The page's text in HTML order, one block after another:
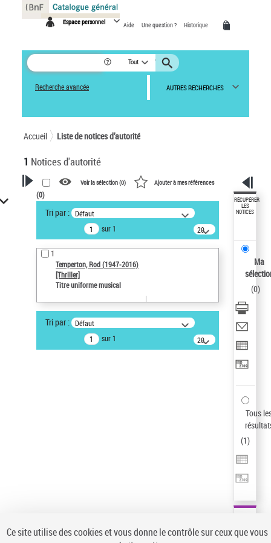
Espace personnel Aide Une question ? Historique
Tout
Recherche avancée AUTRES RECHERCHES
Accueil Liste de notices d’autorité
1 Notices d'autorité
VOTRE RECHERCHE
Recherche avancée dans les
notices d’autorité
Œuvres liées à l'auteur :
Temperton, Rod (1947-2016)
Auteur d’œuvre
Type de notice d'autorité
Titre uniforme musical
Statut de la notice d’autorité
Voir la sélection (0) Ajouter à mes références
(0)
Tri par : Défaut
sur 1
20
résultats/page
1
Temperton, Rod (1947-2016)
[Thriller]
Titre uniforme musical
Tri par : Défaut
sur 1
20
résultats/page
RÉCUPÉRER
LES
NOTICES
Ma
(0)
Tous
(1)
Panneau de gestion des cookies
Ce site utilise des cookies et vous donne le contrôle sur ceux que vous